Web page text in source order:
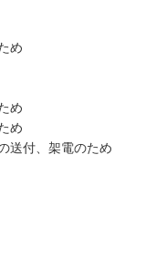
め
め
め
送付、架電のため